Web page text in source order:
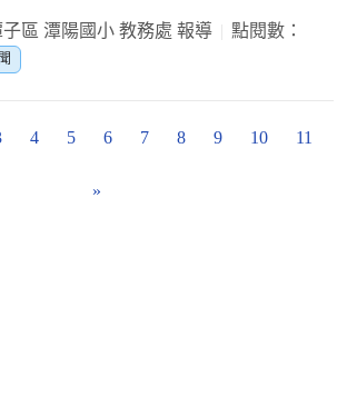
子區 潭陽國小 教務處 報導
點閱數：
4 5 6 7 8 9 10 11
»